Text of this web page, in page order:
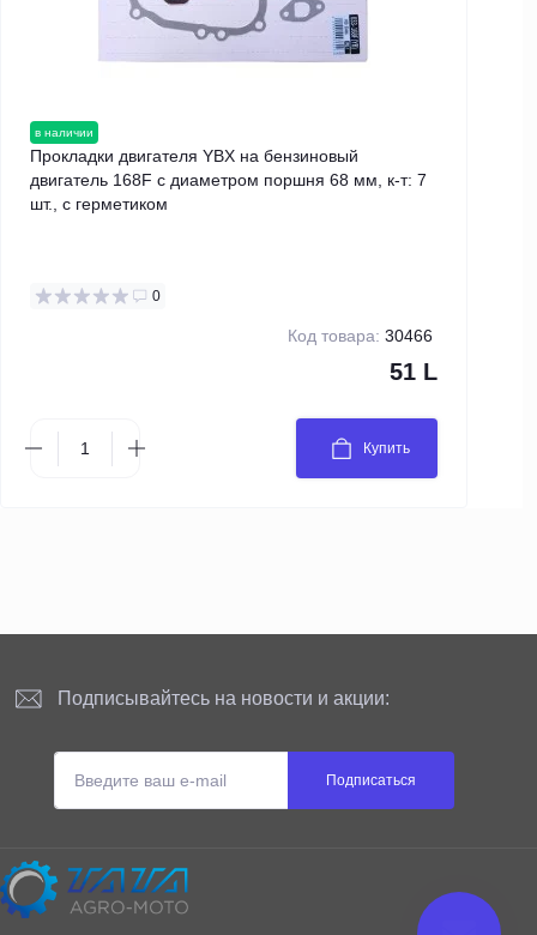
в наличии
Прокладки двигателя YBX на бензиновый
двигатель 168F с диаметром поршня 68 мм, к-т: 7
шт., с герметиком
0
Код товара: 30466
51 L
Купить
Подписывайтесь на новости и акции:
Подписаться